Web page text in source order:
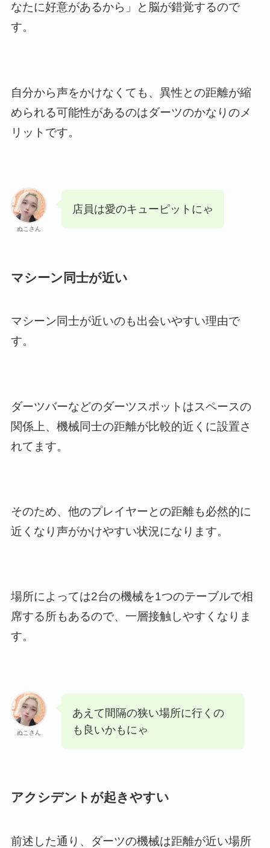
なたに好意があるから」と脳が錯覚するので
す。
自分から声をかけなくても、異性との距離が縮
められる可能性があるのはダーツのかなりのメ
リットです。
ぬこさん
店員は愛のキューピットにゃ
マシーン同士が近い
マシーン同士が近いのも出会いやすい理由で
す。
ダーツバーなどのダーツスポットはスペースの
関係上、機械同士の距離が比較的近くに設置さ
れてます。
そのため、他のプレイヤーとの距離も必然的に
近くなり声がかけやすい状況になります。
場所によっては2台の機械を1つのテーブルで相
席する所もあるので、一層接触しやすくなりま
す。
ぬこさん
あえて間隔の狭い場所に行くの
も良いかもにゃ
アクシデントが起きやすい
前述した通り、ダーツの機械は距離が近い場所